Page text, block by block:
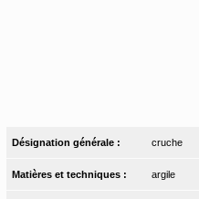
Désignation générale : cruche
Matières et techniques : argile